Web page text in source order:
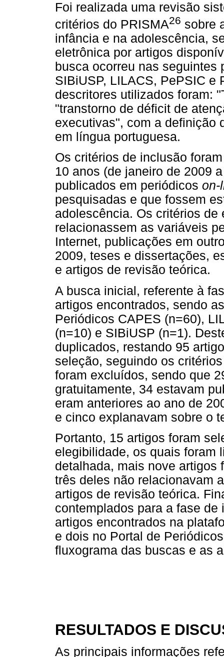
Foi realizada uma revisão
critérios do PRISMA26 sobre
infância e na adolescência,
eletrônica por artigos
busca ocorreu nas
SIBiUSP, LILACS, PePSIC e
descritores utilizados foram:
"transtorno de déficit de
executivas", com a definição
em língua portuguesa.
Os critérios de inclusão
10 anos (de janeiro de 2009
publicados em periódicos on-
pesquisadas e que fossem
adolescência. Os critérios
relacionassem as variáveis
Internet, publicações em
2009, teses e dissertações,
e artigos de revisão teórica.
A busca inicial, referente à
artigos encontrados, sendo
Periódicos CAPES (n=60),
(n=10) e SIBiUSP (n=1).
duplicados, restando 95
seleção, seguindo os
foram excluídos, sendo que
gratuitamente, 34 estavam
eram anteriores ao ano de
e cinco explanavam sobre o
Portanto, 15 artigos foram
elegibilidade, os quais foram
detalhada, mais nove
três deles não relacionavam
artigos de revisão teórica.
contemplados para a fase
artigos encontrados na
e dois no Portal de
fluxograma das buscas e as
RESULTADOS E
As principais informações